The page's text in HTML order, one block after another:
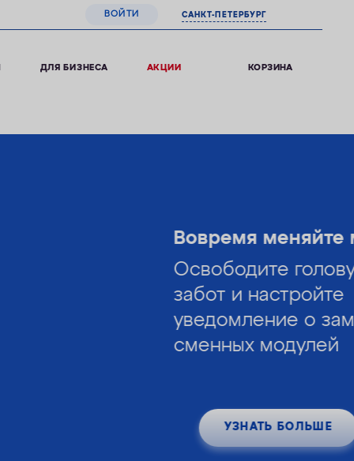
ВОЙТИ САНКТ-ПЕТЕРБУРГ
ДЛЯ БИЗНЕСА АКЦИИ КОРЗИНА
меняйте модули!
голову от лишних
о замене